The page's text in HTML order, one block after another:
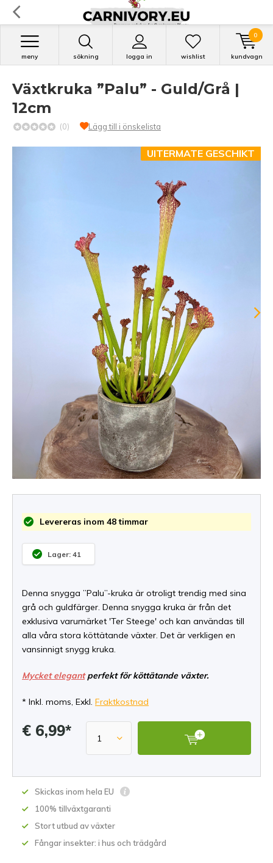
sökning logga in
meny wishlist kundvagn
0
Växtkruka ”Palu” - Guld/Grå |
12cm
(0) Lägg till i önskelista
UITERMATE GESCHIKT
Levereras inom 48 timmar
Lager: 41
Denna snygga ”Palu”-kruka är otroligt trendig med sina
grå och guldfärger. Denna snygga kruka är från det
exklusiva varumärket 'Ter Steege' och kan användas till
alla våra stora köttätande växter. Det är verkligen en
vansinnigt snygg kruka.
Mycket elegantperfekt för köttätande växter.
* Inkl. moms, Exkl. Fraktkostnad
€ 6,99*
Skickas inom hela EU
100% tillväxtgaranti
Stort utbud av växter
Fångar insekter: i hus och trädgård